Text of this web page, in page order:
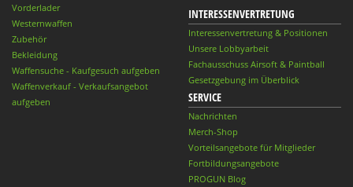
Vorderlader
Westernwaffen
Zubehör
Bekleidung
Waffensuche - Kaufgesuch aufgeben
Waffenverkauf - Verkaufsangebot
aufgeben
INTERESSENVERTRETUNG
Interessenvertretung & Positionen
Unsere Lobbyarbeit
Fachausschuss Airsoft & Paintball
Gesetzgebung im Überblick
SERVICE
Nachrichten
Merch-Shop
Vorteilsangebote für Mitglieder
Fortbildungsangebote
PROGUN Blog